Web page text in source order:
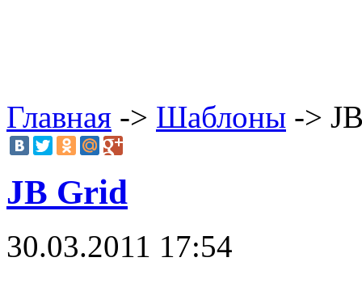
Главная -> Шаблоны ->
JB Grid
30.03.2011 17:54